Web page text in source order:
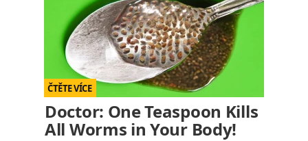
Doctor: One Teaspoon Kills
All Worms in Your Body!